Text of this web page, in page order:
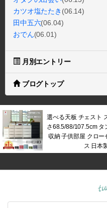
カツオ塩たたき (06.14)
田中五六(06.04)
おでん(06.01)
月別エントリー
ブログトップ
選べる天板 チェスト
さ68.5/88/107.5cm
収納 子供部屋 クロー
ス 日本